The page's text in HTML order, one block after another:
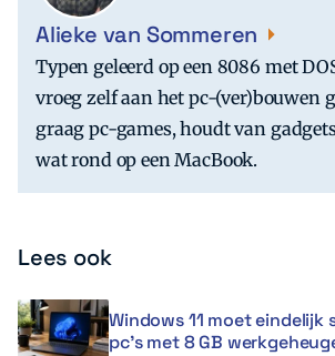
Alieke van Sommeren
Typen geleerd op een 8086 met
vroeg zelf aan het pc-(ver)bouwen
graag pc-games, houdt van
wat rond op een MacBook.
Lees ook
Windows 11 moet eindelijk
pc’s met 8 GB